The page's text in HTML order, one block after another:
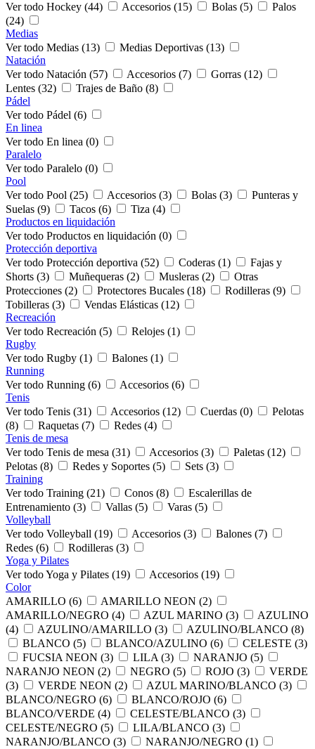
Ver todo Hockey (44)
Accesorios (15) Bolas (5)
Palos
(24)
Medias
Ver todo Medias (13)
Medias Deportivas (13)
Natación
Ver todo Natación (57)
Accesorios (7)
Gorras (12)
Lentes (32)
Trajes de Baño (8)
Pádel
Ver todo Pádel (6)
En linea
Ver todo En linea (0)
Paralelo
Ver todo Paralelo (0)
Pool
Ver todo Pool (25)
Accesorios (3) Bolas (3)
Punteras y
Suelas (9)
Tacos (6)
Tiza (4)
Productos en liquidación
Ver todo Productos en liquidación (0)
Protección deportiva
Ver todo Protección deportiva (52)
Coderas (1)
Fajas y
Shorts (3)
Muñequeras (2) Musleras (2)
Otras
Protecciones (2)
Protectores Bucales (18)
Rodilleras (9)
Tobilleras (3)
Vendas Elásticas (12)
Recreación
Ver todo Recreación (5)
Relojes (1)
Rugby
Ver todo Rugby (1)
Balones (1)
Running
Ver todo Running (6)
Accesorios (6)
Tenis
Ver todo Tenis (31)
Accesorios (12) Cuerdas (0)
Pelotas
(8)
Raquetas (7)
Redes (4)
Tenis de mesa
Ver todo Tenis de mesa (31)
Accesorios (3)
Paletas (12)
Pelotas (8)
Redes y Soportes (5)
Sets (3)
Training
Ver todo Training (21)
Conos (8)
Escalerillas de
Entrenamiento (3)
Vallas (5)
Varas (5)
Volleyball
Ver todo Volleyball (19)
Accesorios (3)
Balones (7)
Redes (6)
Rodilleras (3)
Yoga y Pilates
Ver todo Yoga y Pilates (19)
Accesorios (19)
Color
AMARILLO (6)
AMARILLO NEON (2)
AMARILLO/NEGRO (4)
AZUL MARINO (3)
AZULINO
(4)
AZULINO/AMARILLO (3)
AZULINO/BLANCO (8)
BLANCO (5)
BLANCO/AZULINO (6)
CELESTE (3)
FUCSIA NEON (3)
LILA (3)
NARANJO (5)
NARANJO NEON (2)
NEGRO (5) ROJO (3)
VERDE
(3)
VERDE NEON (2)
AZUL MARINO/BLANCO (3)
BLANCO/NEGRO (6)
BLANCO/ROJO (6)
BLANCO/VERDE (4)
CELESTE/BLANCO (3)
CELESTE/NEGRO (5)
LILA/BLANCO (3)
NARANJO/BLANCO (3)
NARANJO/NEGRO (1)